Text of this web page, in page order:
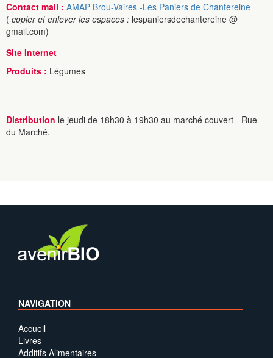
Contact mail : AMAP Brou-Vaires -Les Paniers de Chantereine
( copier et enlever les espaces : lespaniersdechantereine @
gmail.com)
Site Internet
Produits : Légumes
Distribution le jeudi de 18h30 à 19h30 au marché couvert - Rue
du Marché.
NAVIGATION
Accueil
Livres
Additifs Alimentaires